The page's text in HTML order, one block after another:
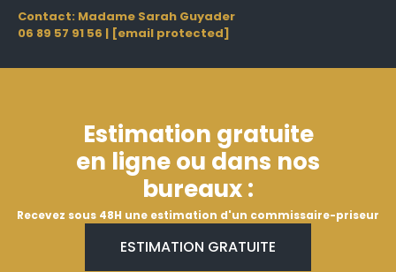
Contact: Madame Sarah Guyader
06 89 57 91 56 | [email protected]
Estimation gratuite
en ligne ou dans nos
bureaux :
Recevez sous 48H une estimation d'un commissaire-priseur
ESTIMATION GRATUITE